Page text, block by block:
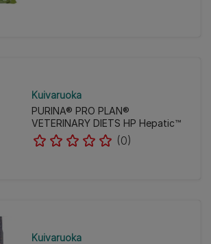
Kuivaruoka
PURINA® PRO PLAN®
VETERINARY DIETS HP Hepatic™
(0)
Kuivaruoka